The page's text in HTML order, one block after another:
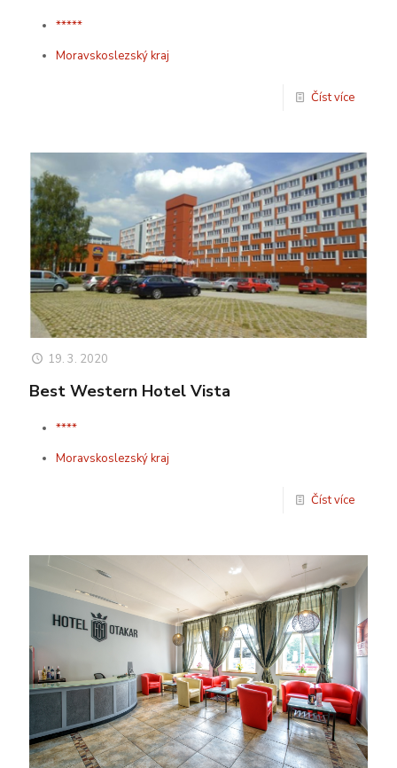
*****
Moravskoslezský kraj
Číst více
19. 3. 2020
Best Western Hotel Vista
****
Moravskoslezský kraj
Číst více